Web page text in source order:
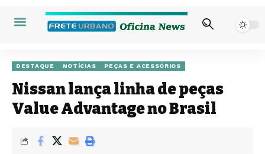
DESTAQUE NOTÍCIAS PEÇAS E ACESSÓRIOS
Nissan lança linha de peças
Value Advantage no Brasil